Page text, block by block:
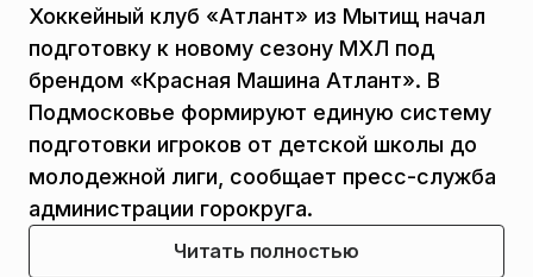
Хоккейный клуб «Атлант» из Мытищ начал
подготовку к новому сезону МХЛ под
брендом «Красная Машина Атлант». В
Подмосковье формируют единую систему
подготовки игроков от детской школы до
молодежной лиги, сообщает пресс-служба
администрации горокруга.
Читать полностью